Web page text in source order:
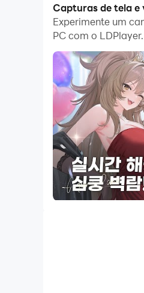
Além disso, a
grave sua
economizar
X 콜라보레이션 이벤
게임과 만화로 유명
벽람항로에 새로 합
최후의 희망을 이 가
Capturas de tela e
Experimente um
PC com o